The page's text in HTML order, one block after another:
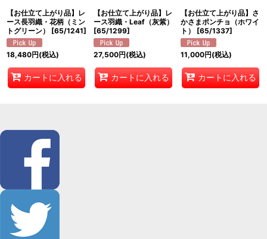
【お仕立て上がり品】レ
ース長羽織・花柄（ミン
トグリーン）
[65/1241]
18,480円(税込)
カートに入れる
【お仕立て上がり品】レ
ース羽織・Leaf（灰紫）
[65/1299]
27,500円(税込)
カートに入れる
【お仕立て上がり品】さ
かさまポンチョ（ホワイ
ト）
[65/1337]
11,000円(税込)
カートに入れる